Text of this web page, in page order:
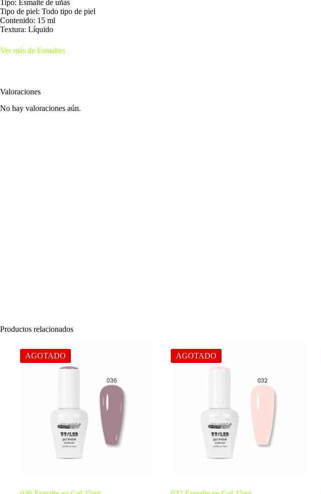
Tipo: Esmalte de uñas
Tipo de piel: Todo tipo de piel
Contenido: 15 ml
Textura: Líquido
Ver más de Esmaltes
Valoraciones
No hay valoraciones aún.
Productos relacionados
AGOTADO AGOTADO